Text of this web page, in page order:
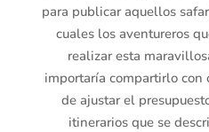
para publicar aquellos
cuales los aventureros
realizar esta
importaría compartirlo con
de ajustar el
itinerarios que se